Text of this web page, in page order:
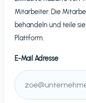
Mitarbeiter. Die
behandeln und teile
Plattform.
E-Mail Adresse